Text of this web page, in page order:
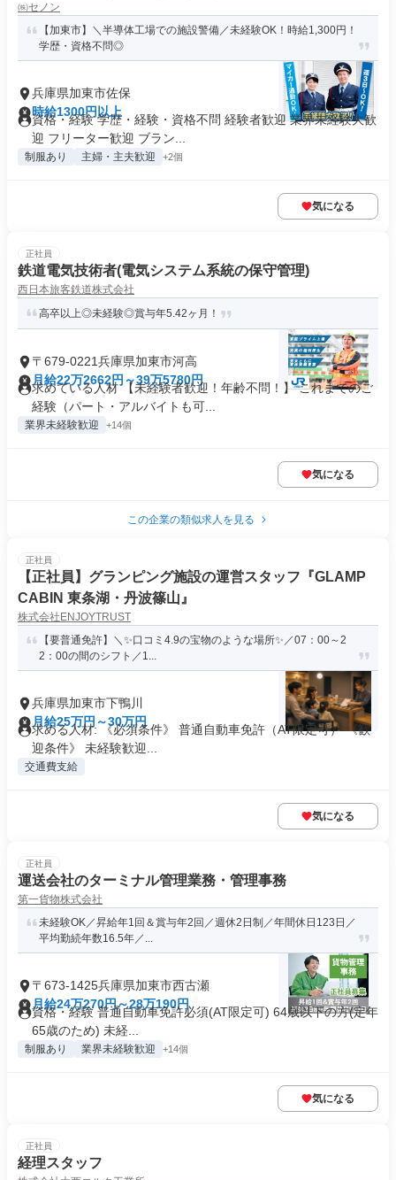
㈱セノン
【加東市】＼半導体工場での施設警備／未経験OK！時給1,300円！
学歴・資格不問◎
兵庫県加東市佐保
時給1300円以上
資格・経験 学歴・経験・資格不問 経験者歓迎 業界未経験大歓
迎 フリーター歓迎 ブラン...
制服あり 主婦・主夫歓迎 +2個
気になる
正社員
鉄道電気技術者(電気システム系統の保守管理)
西日本旅客鉄道株式会社
高卒以上◎未経験◎賞与年5.42ヶ月！
〒679-0221兵庫県加東市河高
月給22万2662円～39万5780円
求めている人材 【未経験者歓迎！年齢不問！】 これまでのご
経験（パート・アルバイトも可...
業界未経験歓迎 +14個
気になる
この企業の類似求人を見る
正社員
【正社員】グランピング施設の運営スタッフ『GLAMP
CABIN 東条湖・丹波篠山』
株式会社ENJOYTRUST
【要普通免許】＼✨口コミ4.9の宝物のような場所✨／07：00～2
2：00の間のシフト／1...
兵庫県加東市下鴨川
月給25万円～30万円
求める人材: 《必須条件》 普通自動車免許（AT限定可） 《歓
迎条件》 未経験歓迎...
交通費支給
気になる
正社員
運送会社のターミナル管理業務・管理事務
第一貨物株式会社
未経験OK／昇給年1回＆賞与年2回／週休2日制／年間休日123日／
平均勤続年数16.5年／...
〒673-1425兵庫県加東市西古瀬
月給24万270円～28万190円
資格・経験 普通自動車免許必須(AT限定可) 64歳以下の方(定年
65歳のため) 未経...
制服あり 業界未経験歓迎 +14個
気になる
正社員
経理スタッフ